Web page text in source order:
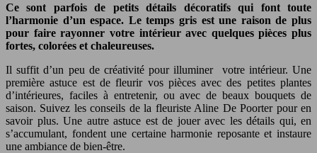
Ce sont parfois de petits détails décoratifs qui font toute
l’harmonie d’un espace. Le temps gris est une raison de plus
pour faire rayonner votre intérieur avec quelques pièces plus
fortes, colorées et chaleureuses.
Il suffit d’un peu de créativité pour illuminer votre intérieur. Une
première astuce est de fleurir vos pièces avec des petites plantes
d’intérieures, faciles à entretenir, ou avec de beaux bouquets de
saison. Suivez les conseils de la fleuriste Aline De Poorter pour en
savoir plus. Une autre astuce est de jouer avec les détails qui, en
s’accumulant, fondent une certaine harmonie reposante et instaure
une ambiance de bien-être.